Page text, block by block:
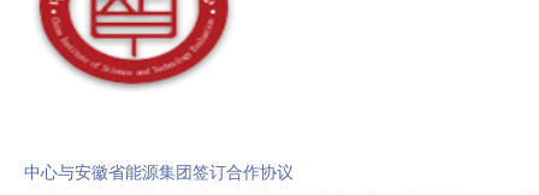
中心与安徽省能源集团签订合作协议